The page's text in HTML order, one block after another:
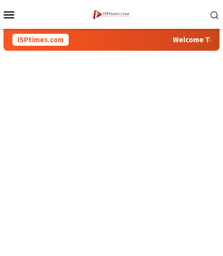
ke
Mobile
ISPtimes.com Welcome To